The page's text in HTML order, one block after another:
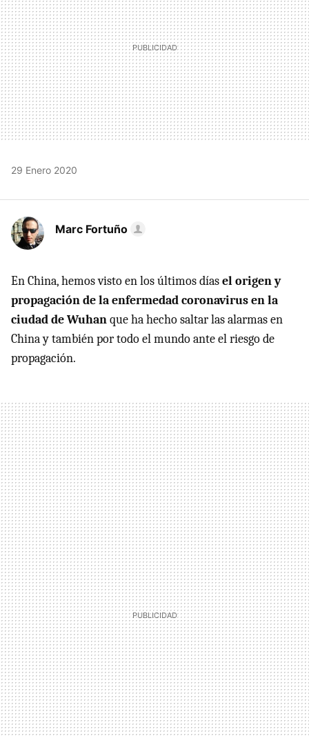
29 Enero 2020
Marc Fortuño
En China, hemos visto en los últimos díasel origen y
propagación de la enfermedad coronavirus en la
ciudad de Wuhanque ha hecho saltar las alarmas en
China y también por todo el mundo ante el riesgo de
propagación.